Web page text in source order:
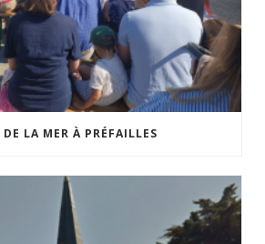
DE LA MER À PRÉFAILLES